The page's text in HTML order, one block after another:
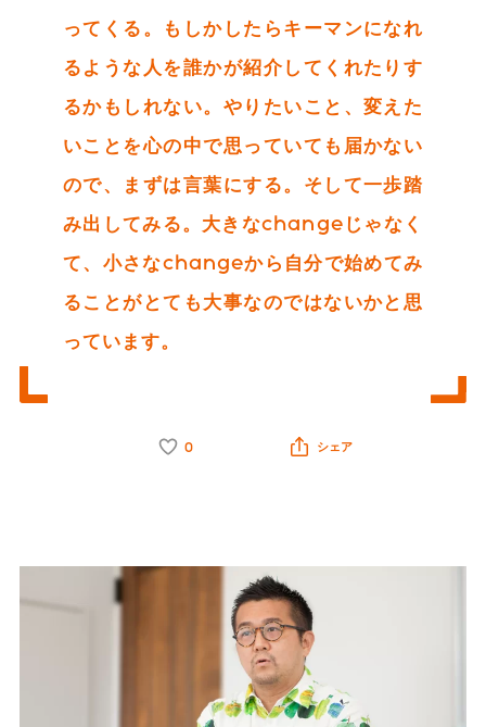
ってくる。もしかしたらキーマンになれ
るような人を誰かが紹介してくれたりす
るかもしれない。やりたいこと、変えた
いことを心の中で思っていても届かない
ので、まずは言葉にする。そして一歩踏
み出してみる。大きなchangeじゃなく
て、小さなchangeから自分で始めてみ
ることがとても大事なのではないかと思
っています。
0 シェア